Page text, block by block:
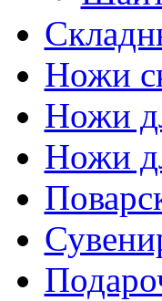
Ножи
Ножи
Ножи